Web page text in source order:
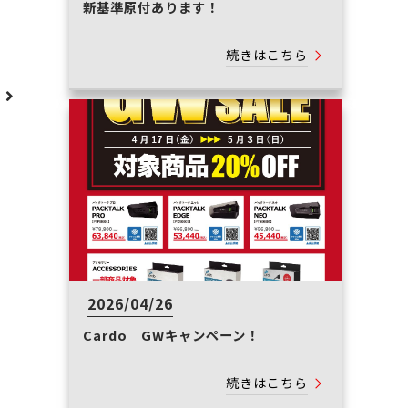
新基準原付あります！
続きはこちら
2026/04/26
Cardo GWキャンペーン！
続きはこちら